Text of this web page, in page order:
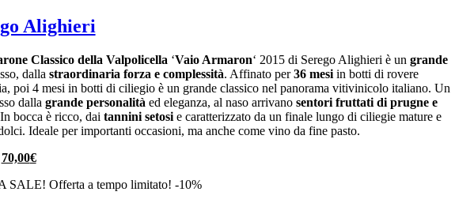
Alighieri
Classico della Valpolicella ‘Vaio Armaron‘ 2015 di Serego Alighieri è un grande
dalla straordinaria forza e complessità. Affinato per36 mesiin botti di rovere
poi 4 mesi in botti di ciliegio è un grande classico nel panorama vitivinicolo italiano. Un
dalla grande personalità ed eleganza, al naso arrivano sentori fruttati di prugne e
bocca è ricco, dai tannini setosie caratterizzato da un finale lungo di ciliegie mature e
Ideale per importanti occasioni, ma anche come vino da fine pasto.
Il
originale
70,00€Il
attuale
SALE! Offerta a tempo limitato! -10%